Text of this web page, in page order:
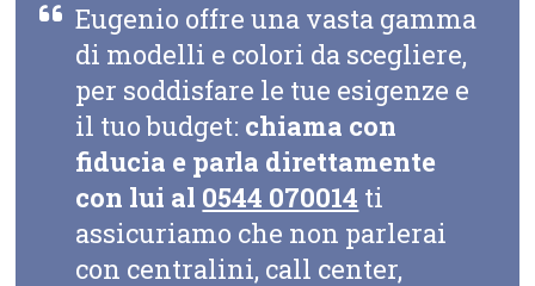
Eugenio offre una vasta gamma
di modelli e colori da scegliere,
per soddisfare le tue esigenze e
il tuo budget: chiama con
fiducia e parla direttamente
con lui al 0544 070014 ti
assicuriamo che non parlerai
con centralini, call center,